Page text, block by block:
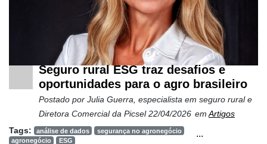
Robótica
Conectividade
Dados
Seguro rural ESG traz desafios e
oportunidades para o agro brasileiro
Postado por Julia Guerra, especialista em seguro rural e
Diretora Comercial da Picsel22/04/2026 em Artigos
...
Tags: análise de dados
segurança no agronegócio
agronegócio
ESG